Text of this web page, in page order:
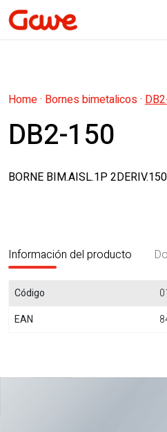
Home· Bornes bimetalicos·
DB2-150
BORNE BIM.AISL.1P
Información del producto
Código
EAN